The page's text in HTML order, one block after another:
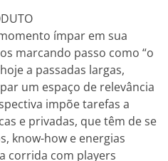
ímpar em sua
marcando passo como “o
a passadas largas,
um espaço de relevância
impõe tarefas a
e privadas, que têm de se
know-how e energias
corrida com players